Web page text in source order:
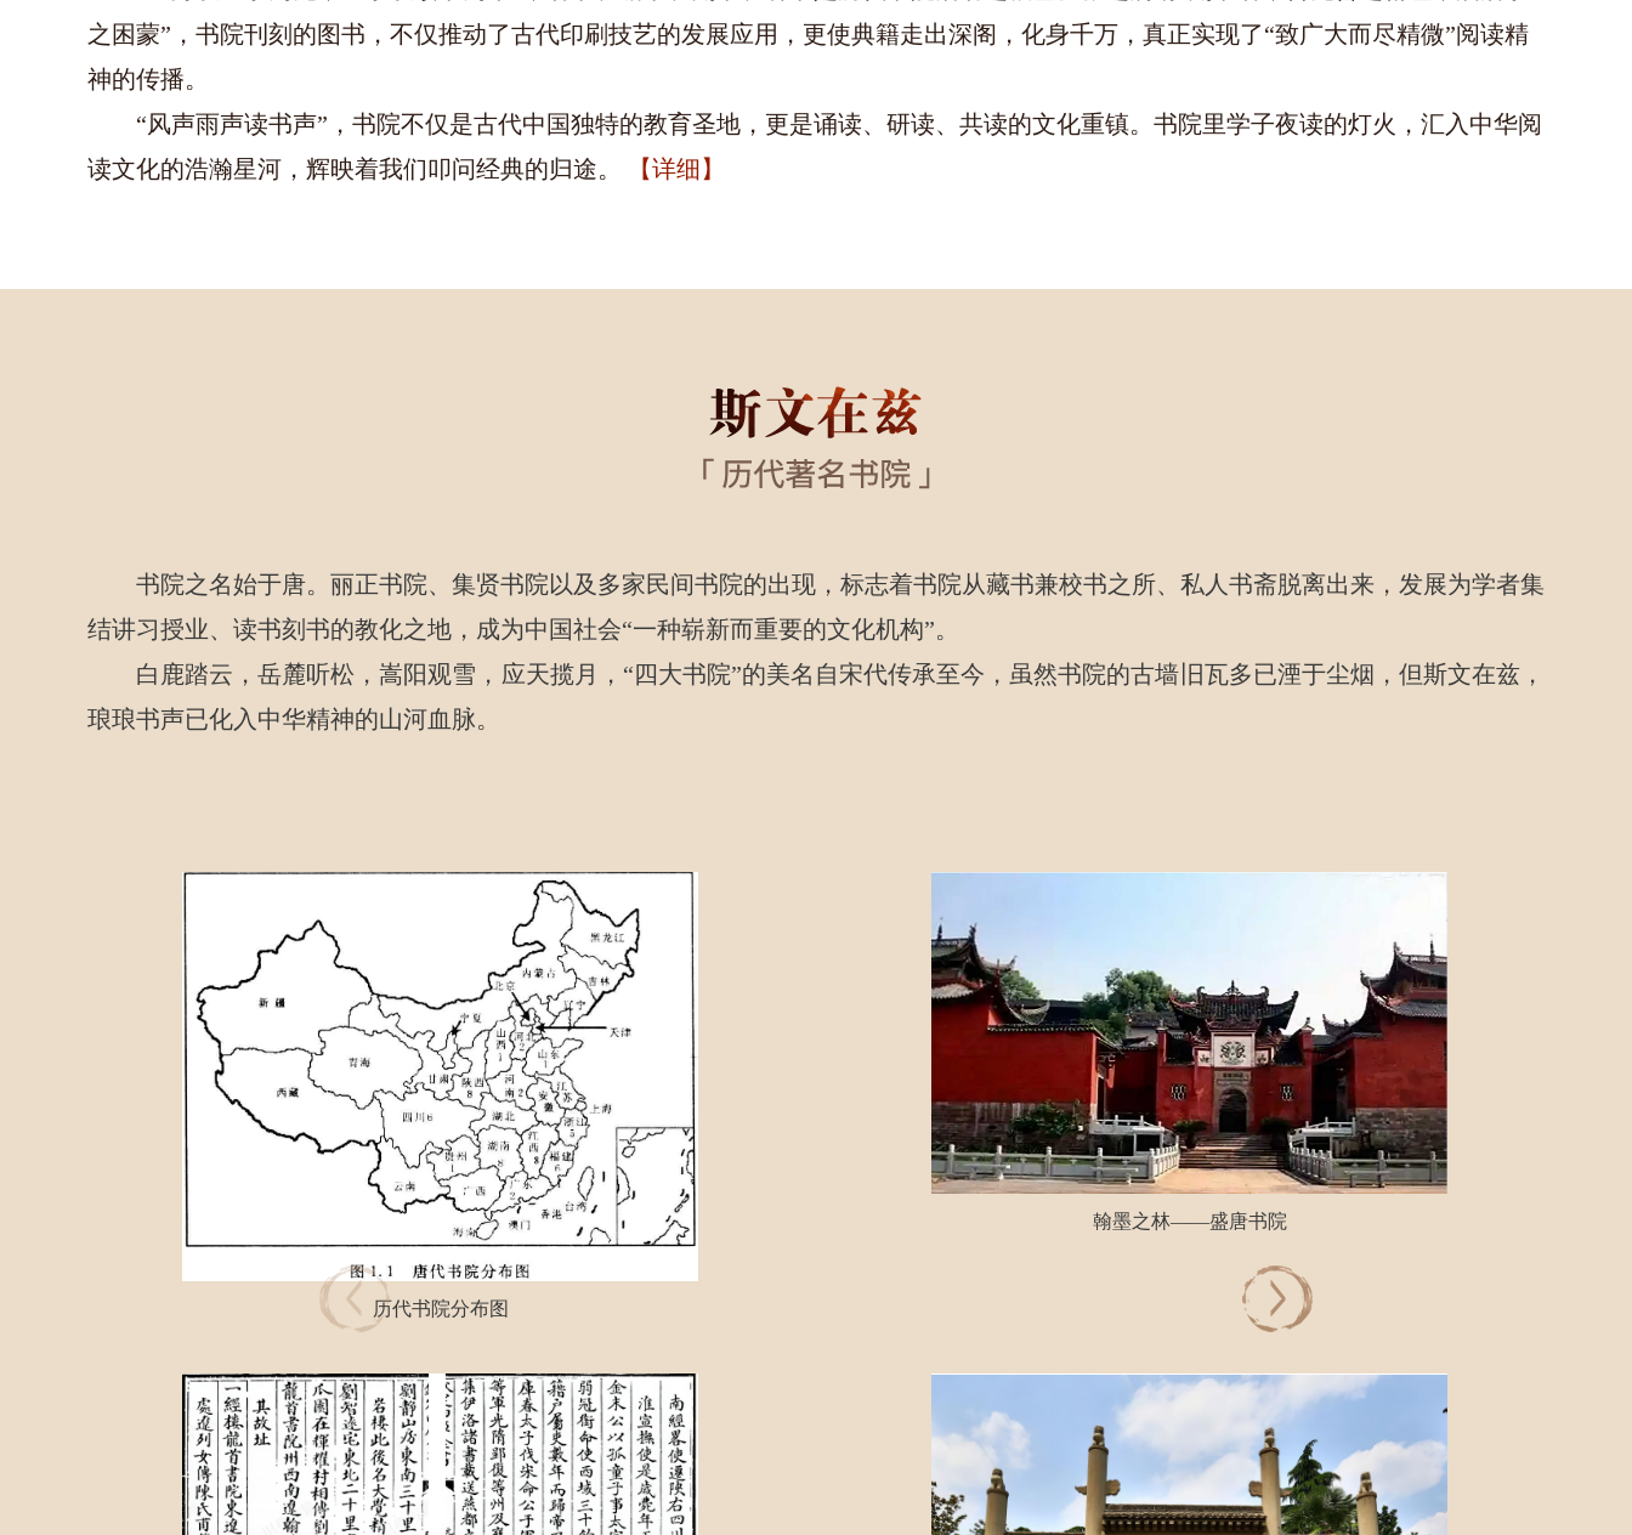
之困蒙”，书院刊刻的图书，不仅推动了古代印刷技艺的发展应用，更使典籍走出深阁，化身千万，真正实现了“致广大而尽精微”阅读精
神的传播。
“风声雨声读书声”，书院不仅是古代中国独特的教育圣地，更是诵读、研读、共读的文化重镇。书院里学子夜读的灯火，汇入中华阅
读文化的浩瀚星河，辉映着我们叩问经典的归途。
【详细】
书院之名始于唐。丽正书院、集贤书院以及多家民间书院的出现，标志着书院从藏书兼校书之所、私人书斋脱离出来，发展为学者集
结讲习授业、读书刻书的教化之地，成为中国社会“一种崭新而重要的文化机构”。
白鹿踏云，岳麓听松，嵩阳观雪，应天揽月，“四大书院”的美名自宋代传承至今，虽然书院的古墙旧瓦多已湮于尘烟，但斯文在兹，
琅琅书声已化入中华精神的山河血脉。
历代书院分布图
翰墨之林——盛唐书院